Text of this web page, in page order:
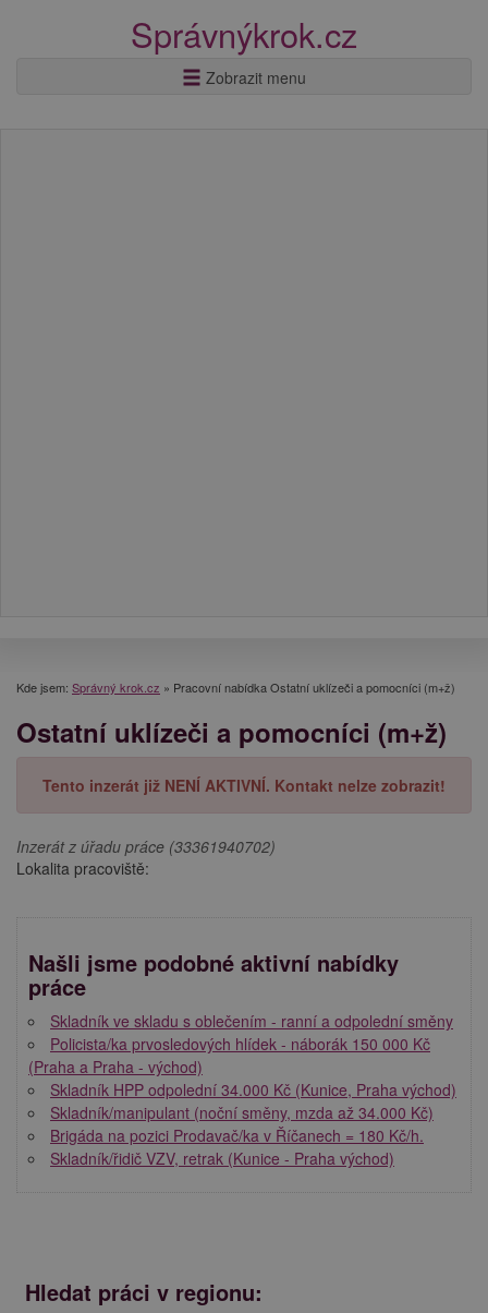
Správnýkrok.cz
Zobrazit menu
Kde jsem: Správný krok.cz » Pracovní nabídka Ostatní uklízeči a pomocníci (m+ž)
Ostatní uklízeči a pomocníci (m+ž)
Tento inzerát již NENÍ AKTIVNÍ. Kontakt nelze zobrazit!
Inzerát z úřadu práce (33361940702)
Lokalita pracoviště:
Našli jsme podobné aktivní nabídky
práce
Skladník ve skladu s oblečením - ranní a odpolední směny
Policista/ka prvosledových hlídek - náborák 150 000 Kč
(Praha a Praha - východ)
Skladník HPP odpolední 34.000 Kč (Kunice, Praha východ)
Skladník/manipulant (noční směny, mzda až 34.000 Kč)
Brigáda na pozici Prodavač/ka v Říčanech = 180 Kč/h.
Skladník/řidič VZV, retrak (Kunice - Praha východ)
Hledat práci v regionu: